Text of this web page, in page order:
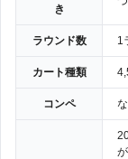
き
ラウンド数 1
カート種類
コンペ